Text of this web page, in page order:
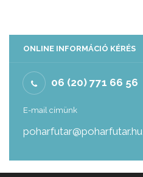
ONLINE INFORMÁCIÓ KÉRÉS
06 (20) 771 66 56
E-mail címünk
poharfutar@poharfutar.hu